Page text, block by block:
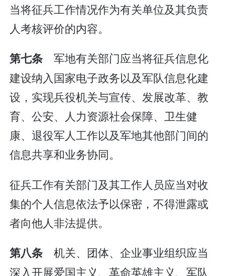
当将征兵工作情况作为有关单位及其负责
人考核评价的内容。
第七条 军地有关部门应当将征兵信息化
建设纳入国家电子政务以及军队信息化建
设，实现兵役机关与宣传、发展改革、教
育、公安、人力资源社会保障、卫生健
康、退役军人工作以及军地其他部门间的
信息共享和业务协同。
征兵工作有关部门及其工作人员应当对收
集的个人信息依法予以保密，不得泄露或
者向他人非法提供。
第八条 机关、团体、企业事业组织应当
深入开展爱国主义、革命英雄主义、军队